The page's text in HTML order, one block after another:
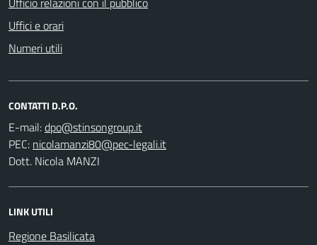
Uffici e orari
Numeri utili
CONTATTI D.P.O.
E-mail:
PEC:
Dott. Nicola MANZI
LINK UTILI
Regione Basilicata